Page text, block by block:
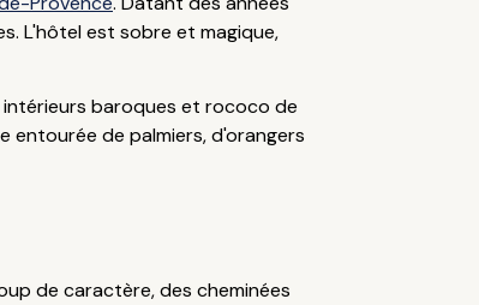
L'hôtel est sobre et magique,
baroques et rococo de
entourée de palmiers, d'orangers
de caractère, des cheminées